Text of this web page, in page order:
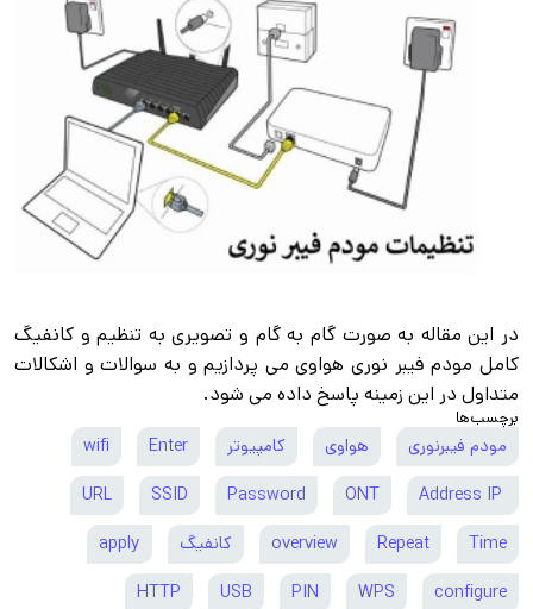
در این مقاله به صورت گام به گام و تصویری به تنظیم و کانفیگ
کامل مودم فیبر نوری هواوی می پردازیم و به سوالات و اشکالات
متداول در این زمینه پاسخ داده می شود.
برچسب‌ها
مودم فیبرنوری هواوی کامپیوتر Enter
wifi
ONT
Password
SSID
URL
Time
Repeat
overview کانفیگ apply
configure
WPS
PIN
USB
HTTP